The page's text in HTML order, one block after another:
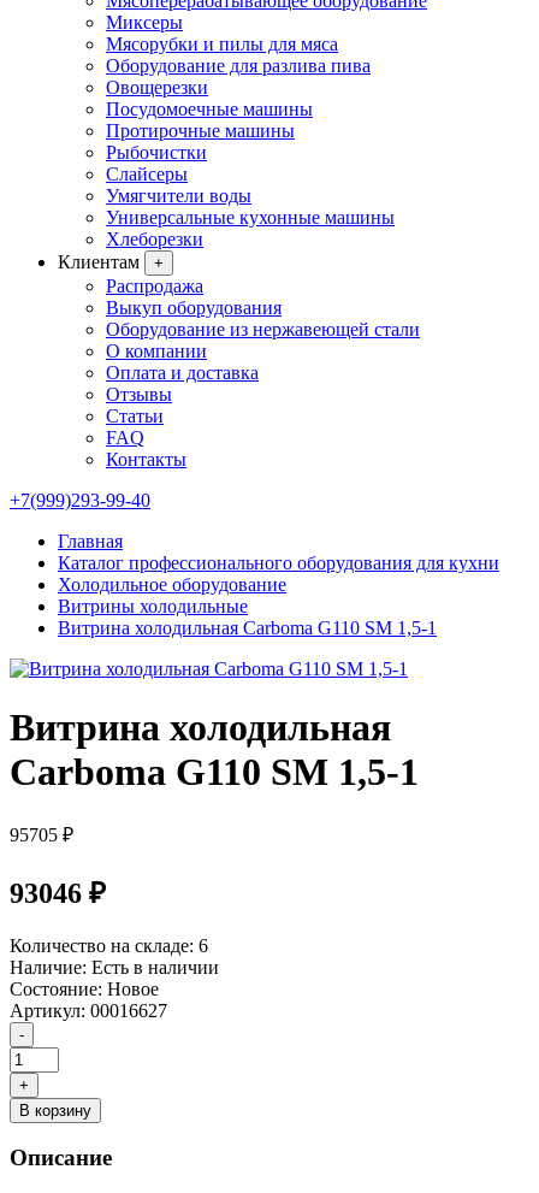
Миксеры
Мясорубки и пилы для мяса
Оборудование для разлива пива
Овощерезки
Посудомоечные машины
Протирочные машины
Рыбочистки
Слайсеры
Умягчители воды
Универсальные кухонные машины
Хлеборезки
Клиентам
+
Распродажа
Выкуп оборудования
Оборудование из нержавеющей стали
О компании
Оплата и доставка
Отзывы
Статьи
FAQ
Контакты
+7(999)293-99-40
Главная
Каталог профессионального оборудования для кухни
Холодильное оборудование
Витрины холодильные
Витрина холодильная Carboma G110 SM 1,5-1
Витрина холодильная
Carboma G110 SM 1,5-1
95705 ₽
93046 ₽
Количество на складе: 6
Наличие: Есть в наличии
Состояние: Новое
Артикул: 00016627
В корзину
Описание